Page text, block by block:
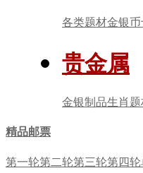
各类题材金银币
贵金属
金银制品生肖题
精品邮票
第一轮第二轮第三轮第四轮